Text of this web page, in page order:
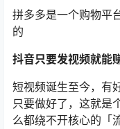
拼多多是一个购物平
的
抖音只要发视频就能
短视频诞生至今，有
只要做好了，这就是
么都绕不开核心的「